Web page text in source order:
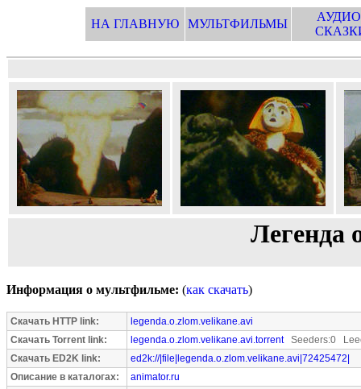
НА ГЛАВНУЮ МУЛЬТФИЛЬМЫ
Легенда
Информация о мультфильме: (как скачать)
Скачать HTTP link:
legenda.o.zlom.velikane.avi
Скачать Torrent link:
legenda.o.zlom.velikane.avi.torrentSeeders:0
Скачать ED2K link:
ed2k://|file|legenda.o.zlom.velikane.avi|72425472|
Описание в каталогах:
animator.ru